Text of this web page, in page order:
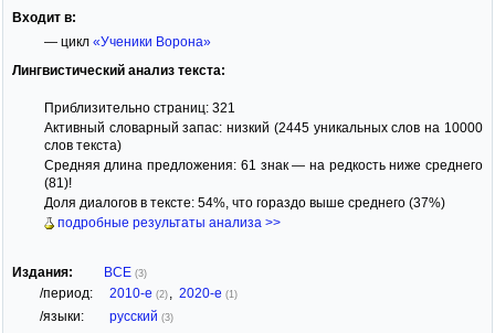
Входит в:
— цикл «Ученики Ворона»
Лингвистический анализ текста:
Приблизительно страниц: 321
Активный словарный запас: низкий (2445 уникальных слов на 10000
слов текста)
Средняя длина предложения: 61 знак — на редкость ниже среднего
(81)!
Доля диалогов в тексте: 54%, что гораздо выше среднего (37%)
подробные результаты анализа >>
Издания: ВСЕ (3)
/период: 2010-е (2) 2020-е (1)
/языки: русский (3)